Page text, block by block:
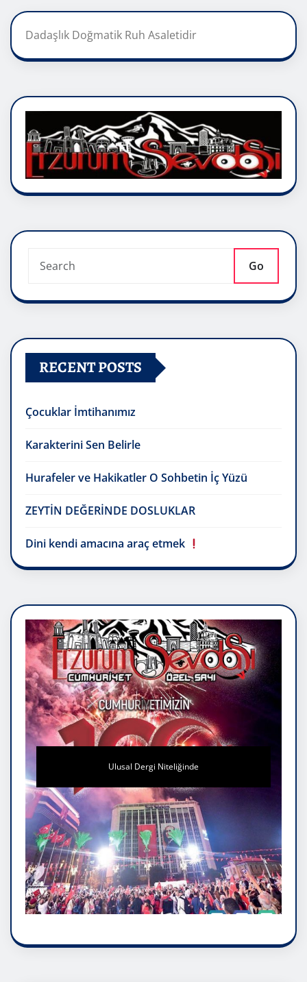
Dadaşlık Doğmatik Ruh Asaletidir
Go
RECENT POSTS
Çocuklar İmtihanımız
Karakterini Sen Belirle
Hurafeler ve Hakikatler O Sohbetin İç Yüzü
ZEYTİN DEĞERİNDE DOSLUKLAR
Dini kendi amacına araç etmek
Ulusal Dergi Niteliğinde